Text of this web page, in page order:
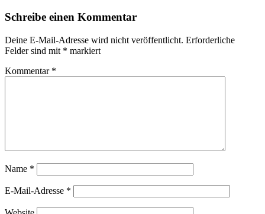
Schreibe einen Kommentar
Deine E-Mail-Adresse wird nicht veröffentlicht. Erforderliche
Felder sind mit * markiert
Kommentar *
Name *
E-Mail-Adresse *